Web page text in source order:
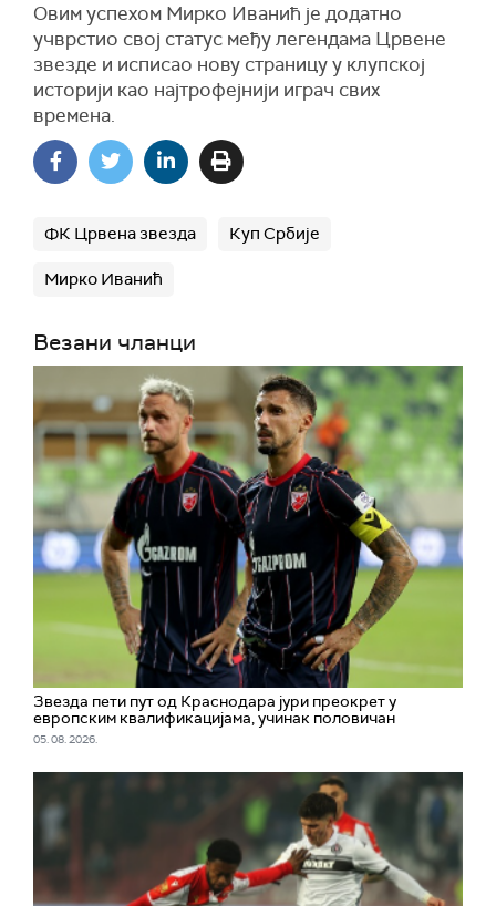
Овим успехом Мирко Иванић је додатно
учврстио свој статус међу легендама Црвене
звезде и исписао нову страницу у клупској
историји као најтрофејнији играч свих
времена.
ФК Црвена звезда Куп Србије
Мирко Иванић
Везани чланци
Звезда пети пут од Краснодара јури преокрет у
европским квалификацијама, учинак половичан
05. 08. 2026.